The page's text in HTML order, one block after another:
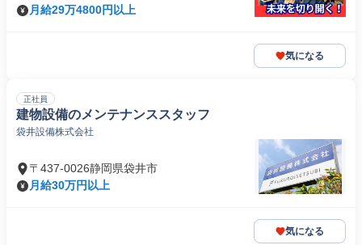
月給29万4800円以上
気になる
正社員
建物設備のメンテナンススタッフ
袋井設備株式会社
〒437-0026静岡県袋井市
月給30万円以上
気になる